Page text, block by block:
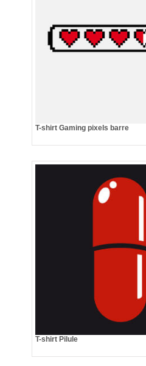
T-shirt Gaming pixels barre
T-shirt Pilule